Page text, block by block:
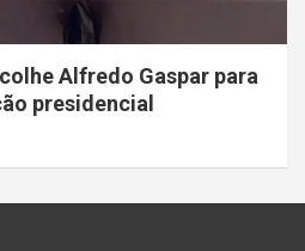
Alfredo Gaspar para
presidencial